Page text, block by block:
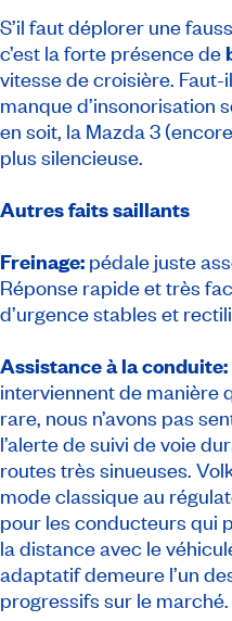
S’il faut déplorer une
c’est la forte présence de
vitesse de croisière.
manque d’insonorisation
en soit, la Mazda 3
plus silencieuse.
Autres faits saillants
Freinage: pédale juste
Réponse rapide et très
d’urgence stables et
Assistance à la conduite:
interviennent de manière
rare, nous n’avons pas
l’alerte de suivi de voie
routes très sinueuses.
mode classique au
pour les conducteurs qui
la distance avec le
adaptatif demeure l’un
progressifs sur le marché.